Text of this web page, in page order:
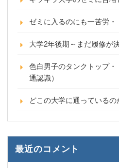
ゼミに入るのにも一苦労・
大学2年後期～まだ履修が
色白男子のタンクトップ
通認識）
どこの大学に通っているの
最近のコメント